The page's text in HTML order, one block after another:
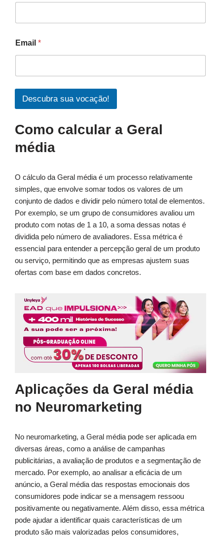
Email *
Descubra sua vocação!
Como calcular a Geral
média
O cálculo da Geral média é um processo relativamente
simples, que envolve somar todos os valores de um
conjunto de dados e dividir pelo número total de elementos.
Por exemplo, se um grupo de consumidores avaliou um
produto com notas de 1 a 10, a soma dessas notas é
dividida pelo número de avaliadores. Essa métrica é
essencial para entender a percepção geral de um produto
ou serviço, permitindo que as empresas ajustem suas
ofertas com base em dados concretos.
Aplicações da Geral média
no Neuromarketing
No neuromarketing, a Geral média pode ser aplicada em
diversas áreas, como a análise de campanhas
publicitárias, a avaliação de produtos e a segmentação de
mercado. Por exemplo, ao analisar a eficácia de um
anúncio, a Geral média das respostas emocionais dos
consumidores pode indicar se a mensagem ressoou
positivamente ou negativamente. Além disso, essa métrica
pode ajudar a identificar quais características de um
produto são mais valorizadas pelos consumidores,